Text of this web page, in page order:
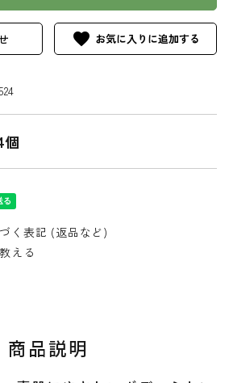
favorite
く表記 (返品など)
える
商品説明